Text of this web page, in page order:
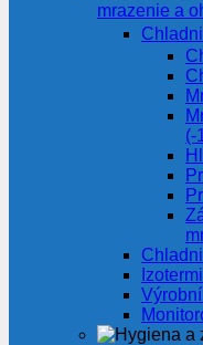
mrazenie a
(-